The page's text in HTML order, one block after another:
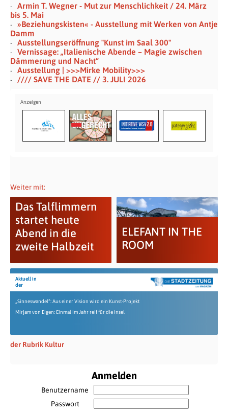
Armin T. Wegner - Mut zur Menschlichkeit / 24. März
bis 5. Mai
»Beziehungskisten« - Ausstellung mit Werken von Antje
Damm
Ausstellungseröffnung "Kunst im Saal 300"
Vernissage: „Italienische Abende – Magie zwischen
Dämmerung und Nacht“
Ausstellung | >>>Mirke Mobility>>>
//// SAVE THE DATE // 3. JULI 2026
Weiter mit:
Das Talflimmern
startet heute
Abend in die
zweite Halbzeit
ELEFANT IN THE
ROOM
Aktuell in
der
„Sinneswandel“: Aus einer Vision wird ein Kunst-Projekt
Mirjam von Eigen: Einmal im Jahr reif für die Insel
der Rubrik Kultur
Anmelden
Benutzername
Passwort